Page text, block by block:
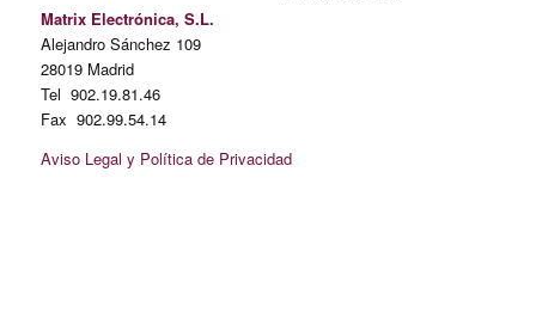
Matrix Electrónica, S.L.
Alejandro Sánchez 109
28019 Madrid
Tel 902.19.81.46
Fax 902.99.54.14
Aviso Legal y Política de Privacidad